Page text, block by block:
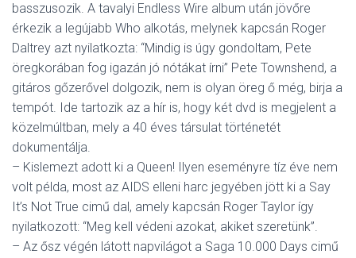
basszusozik. A tavalyi Endless Wire album után jövőre
érkezik a legújabb Who alkotás, melynek kapcsán Roger
Daltrey azt nyilatkozta: “Mindig is úgy gondoltam, Pete
öregkorában fog igazán jó nótákat írni” Pete Townshend, a
gitáros gőzerővel dolgozik, nem is olyan öreg ő még, birja a
tempót. Ide tartozik az a hír is, hogy két dvd is megjelent a
közelmúltban, mely a 40 éves társulat történetét
dokumentálja.
– Kislemezt adott ki a Queen! Ilyen eseményre tíz éve nem
volt példa, most az AIDS elleni harc jegyében jött ki a Say
It’s Not True cimű dal, amely kapcsán Roger Taylor így
nyilatkozott: “Meg kell védeni azokat, akiket szeretünk”.
– Az ősz végén látott napvilágot a Saga 10.000 Days cimű